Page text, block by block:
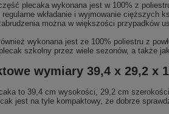
plecaka wykonana jest w 100% z
wkładanie i wyjmowanie cięższych
można w większości przypadków
wykonana jest ze 100% poliestru z
szkolny przez wiele sezonów, a także
wymiary 39,4 x 29,2 x
to 39,4 cm wysokości, 29,2 cm
jest na tyle kompaktowy, że dobrze